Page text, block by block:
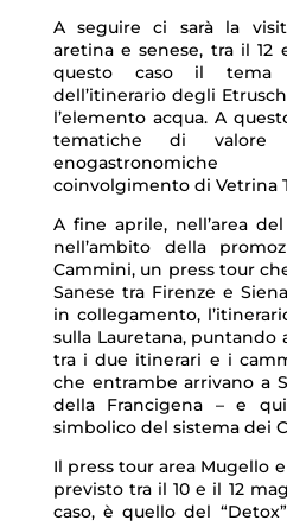
A seguire ci sarà la
aretina e senese, tra il 12
questo caso il tema
dell’itinerario degli
l’elemento acqua. A
tematiche di
coinvolgimento di Vetrina
A fine aprile, nell’area
nell’ambito della
Cammini, un press tour
Sanese tra Firenze e
in collegamento,
sulla Lauretana, puntando
tra i due itinerari e i
che entrambe arrivano a
della Francigena – e
simbolico del sistema dei
Il press tour area Mugello
previsto tra il 10 e il 12
caso, è quello del